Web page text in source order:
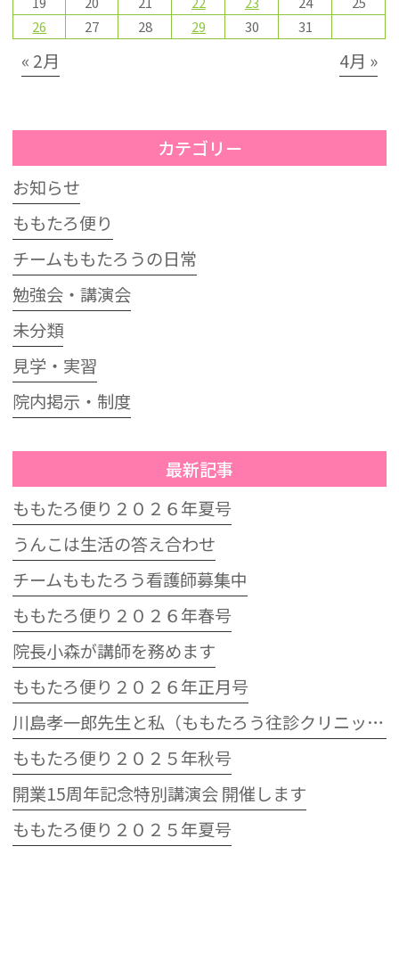
26
27 28 29 30 31
« 2月 4月 »
カテゴリー
お知らせ
ももたろ便り
チームももたろうの日常
勉強会・講演会
未分類
見学・実習
院内掲示・制度
最新記事
ももたろ便り２０２６年夏号
うんこは生活の答え合わせ
チームももたろう看護師募集中
ももたろ便り２０２６年春号
院長小森が講師を務めます
ももたろ便り２０２６年正月号
川島孝一郎先生と私（ももたろう往診クリニック開院15周年記念特別講演会）
ももたろ便り２０２５年秋号
開業15周年記念特別講演会 開催します
ももたろ便り２０２５年夏号